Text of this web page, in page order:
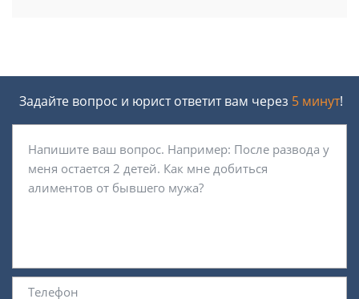
Задайте вопрос и юрист ответит вам через 5 минут!